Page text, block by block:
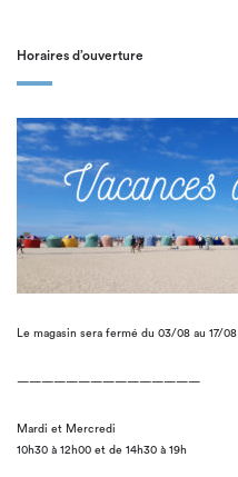
Horaires d’ouverture
Le magasin sera fermé du 03/08 au 17/08
———————————————
Mardi et Mercredi
10h30 à 12h00 et de 14h30 à 19h